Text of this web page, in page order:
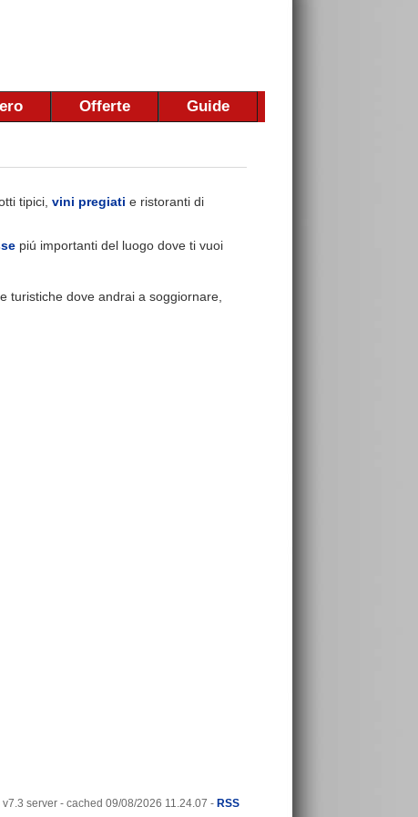
Offerte Guide
tipici, vini pregiati e ristoranti di
piú importanti del luogo dove ti vuoi
turistiche dove andrai a soggiornare,
server - cached 09/08/2026 11.24.07 - RSS